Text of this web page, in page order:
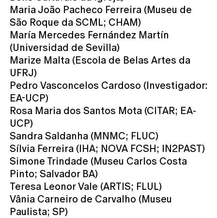
Maria João Pacheco Ferreira (Museu de
São Roque da SCML; CHAM)
María Mercedes Fernández Martín
(Universidad de Sevilla)
Marize Malta (Escola de Belas Artes da
UFRJ)
Pedro Vasconcelos Cardoso (Investigador:
EA-UCP)
Rosa Maria dos Santos Mota (CITAR; EA-
UCP)
Sandra Saldanha (MNMC; FLUC)
Sílvia Ferreira (IHA; NOVA FCSH; IN2PAST)
Simone Trindade (Museu Carlos Costa
Pinto; Salvador BA)
Teresa Leonor Vale (ARTIS; FLUL)
Vânia Carneiro de Carvalho (Museu
Paulista; SP)